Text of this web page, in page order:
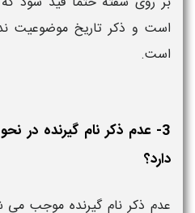
است و ذکر تاریخ موضوعیت
است.
3- عدم ذکر نام گیرنده در
دارد؟
عدم ذکر نام گیرنده موجب